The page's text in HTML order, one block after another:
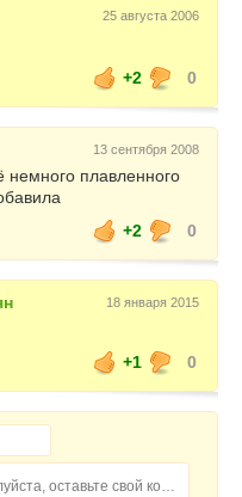
25 августа 2006
+2
0
13 сентября 2008
немного плавленного
+2
0
18 января 2015
+1
0
Домохозяйка, пожалуйста, оставьте свой комментарий...